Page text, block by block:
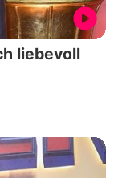
liebevoll